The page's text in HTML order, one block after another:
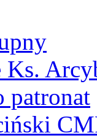
Ks.
patronat